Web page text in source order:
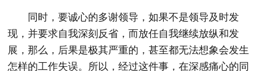
同时，要诚心的多谢领导，如果不是领导及时发
现，并要求自我深刻反省，而放任自我继续放纵和发
展，那么，后果是极其严重的，甚至都无法想象会发生
怎样的工作失误。所以，经过这件事，在深感痛心的同